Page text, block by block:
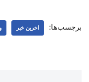
برچسب‌ها: اخرین خبر